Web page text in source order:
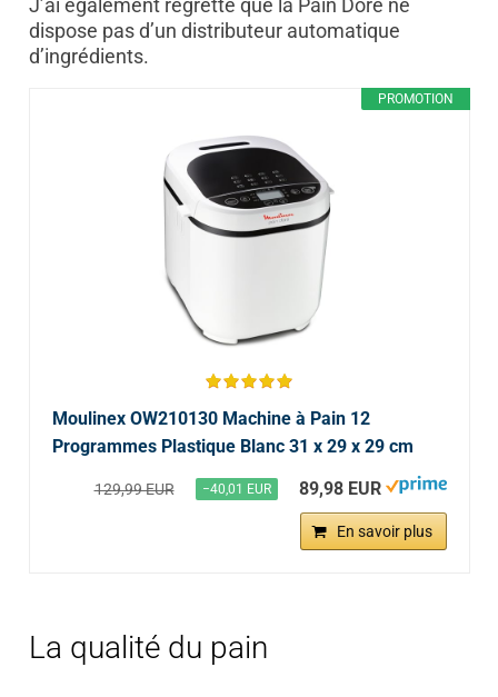
J’ai également regretté que la Pain Doré ne
dispose pas d’un distributeur automatique
d’ingrédients.
PROMOTION
Moulinex OW210130 Machine à Pain 12
Programmes Plastique Blanc 31 x 29 x 29 cm
129,99 EUR −40,01 EUR 89,98 EUR
En savoir plus
La qualité du pain